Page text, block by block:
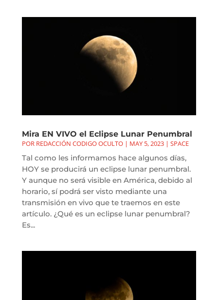
Mira EN VIVO el Eclipse Lunar Penumbral
POR REDACCIÓN CODIGO OCULTO| MAY 5, 2023| SPACE
Tal como les informamos hace algunos días,
HOY se producirá un eclipse lunar penumbral.
Y aunque no será visible en América, debido al
horario, sí podrá ser visto mediante una
transmisión en vivo que te traemos en este
artículo. ¿Qué es un eclipse lunar penumbral?
Es...